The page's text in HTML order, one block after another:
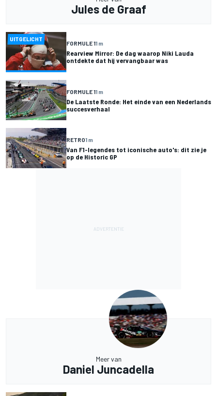
Jules de Graaf
UITGELICHT
FORMULE 11 m
Rearview Mirror: De dag waarop Niki Lauda
ontdekte dat hij vervangbaar was
FORMULE 11 m
De Laatste Ronde: Het einde van een Nederlands
succesverhaal
RETRO1 m
Van F1-legendes tot iconische auto's: dit zie je
op de Historic GP
Meer van
Daniel Juncadella